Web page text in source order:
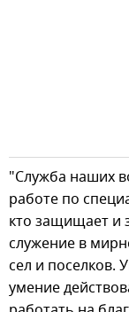
"Служба наших
работе по
кто защищает и
служение в
сел и поселков.
умение